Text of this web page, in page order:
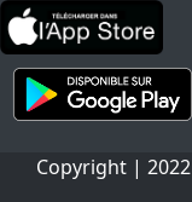
Copyright | 2022